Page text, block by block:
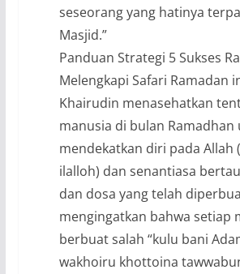
seseorang yang hatinya
Masjid.”
Panduan Strategi 5 Sukses
Melengkapi Safari Ramadan
Khairudin menasehatkan
manusia di bulan Ramadhan
mendekatkan diri pada Allah
ilalloh) dan senantiasa
dan dosa yang telah
mengingatkan bahwa setiap
berbuat salah “kulu bani
wakhoiru khottoina